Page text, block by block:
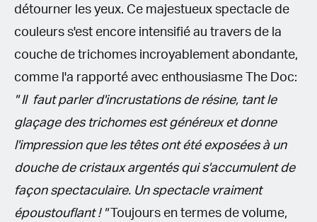
détourner les yeux. Ce majestueux spectacle de
couleurs s'est encore intensifié au travers de la
couche de trichomes incroyablement abondante,
comme l'a rapporté avec enthousiasme The Doc:
" Il faut parler d'incrustations de résine, tant le
glaçage des trichomes est généreux et donne
l'impression que les têtes ont été exposées à un
douche de cristaux argentés qui s'accumulent de
façon spectaculaire. Un spectacle vraiment
époustouflant ! "Toujours en termes de volume,